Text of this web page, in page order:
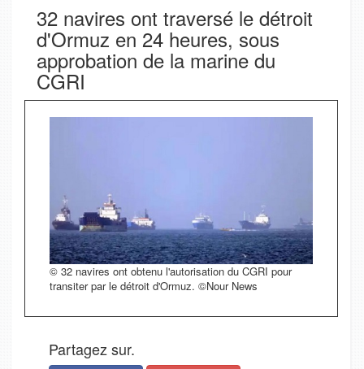
32 navires ont traversé le détroit
d'Ormuz en 24 heures, sous
approbation de la marine du
CGRI
© 32 navires ont obtenu l'autorisation du CGRI pour
transiter par le détroit d'Ormuz. ©Nour News
Partagez sur.